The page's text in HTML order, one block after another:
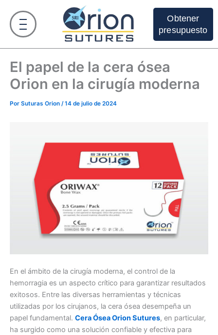
contenido
Obtener
presupuesto
El papel de la cera ósea
Orion en la cirugía moderna
Por Suturas Orion /14 de julio de 2024
En el ámbito de la cirugía moderna, el control de la
hemorragia es un aspecto crítico para garantizar resultados
exitosos. Entre las diversas herramientas y técnicas
utilizadas por los cirujanos, la cera ósea desempeña un
papel fundamental. Cera Ósea Orion Sutures, en particular,
ha surgido como una solución confiable y efectiva para